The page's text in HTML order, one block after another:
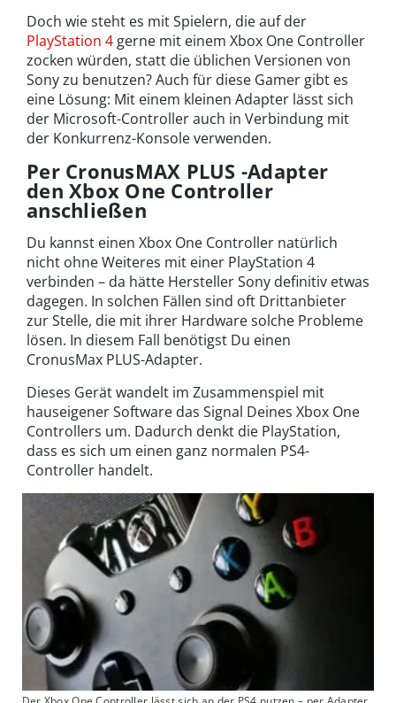
Doch wie steht es mit Spielern, die auf der
PlayStation 4 gerne mit einem Xbox One Controller
zocken würden, statt die üblichen Versionen von
Sony zu benutzen? Auch für diese Gamer gibt es
eine Lösung: Mit einem kleinen Adapter lässt sich
der Microsoft-Controller auch in Verbindung mit
der Konkurrenz-Konsole verwenden.
Per CronusMAX PLUS -Adapter
den Xbox One Controller
anschließen
Du kannst einen Xbox One Controller natürlich
nicht ohne Weiteres mit einer PlayStation 4
verbinden – da hätte Hersteller Sony definitiv etwas
dagegen. In solchen Fällen sind oft Drittanbieter
zur Stelle, die mit ihrer Hardware solche Probleme
lösen. In diesem Fall benötigst Du einen
CronusMax PLUS-Adapter.
Dieses Gerät wandelt im Zusammenspiel mit
hauseigener Software das Signal Deines Xbox One
Controllers um. Dadurch denkt die PlayStation,
dass es sich um einen ganz normalen PS4-
Controller handelt.